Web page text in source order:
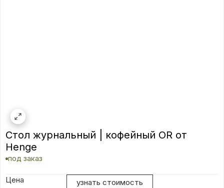
Стол журнальный | кофейный OR от
Henge
под заказ
Цена узнать стоимость